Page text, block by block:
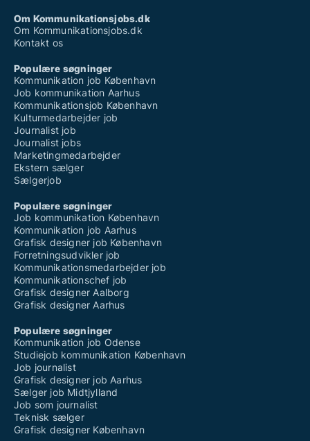
Om Kommunikationsjobs.dk
Om Kommunikationsjobs.dk
Kontakt os
Populære søgninger
Kommunikation job København
Job kommunikation Aarhus
Kommunikationsjob København
Kulturmedarbejder job
Journalist job
Journalist jobs
Marketingmedarbejder
Ekstern sælger
Sælgerjob
Populære søgninger
Job kommunikation København
Kommunikation job Aarhus
Grafisk designer job København
Forretningsudvikler job
Kommunikationsmedarbejder job
Kommunikationschef job
Grafisk designer Aalborg
Grafisk designer Aarhus
Populære søgninger
Kommunikation job Odense
Studiejob kommunikation København
Job journalist
Grafisk designer job Aarhus
Sælger job Midtjylland
Job som journalist
Teknisk sælger
Grafisk designer København